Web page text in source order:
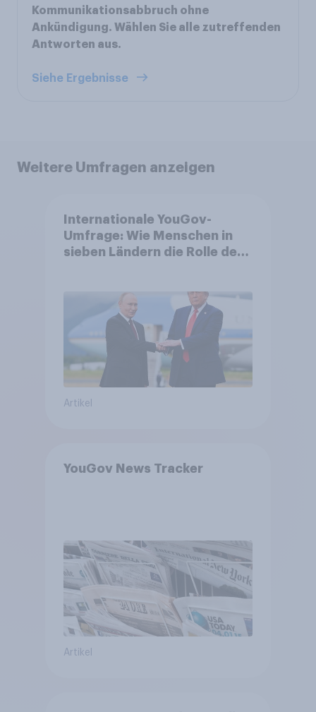
Kommunikationsabbruch ohne
Ankündigung. Wählen Sie alle zutreffenden
Antworten aus.
Siehe Ergebnisse
Weitere Umfragen anzeigen
Internationale YouGov-
Umfrage: Wie Menschen in
sieben Ländern die Rolle der
Bedrohungen und Bündnisse
bewerten
Artikel
YouGov News Tracker
Artikel